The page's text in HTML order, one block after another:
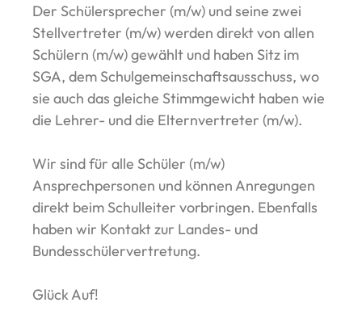
Der Schülersprecher (m/w) und seine zwei
Stellvertreter (m/w) werden direkt von allen
Schülern (m/w) gewählt und haben Sitz im
SGA, dem Schulgemeinschaftsausschuss, wo
sie auch das gleiche Stimmgewicht haben wie
die Lehrer- und die Elternvertreter (m/w).
Wir sind für alle Schüler (m/w)
Ansprechpersonen und können Anregungen
direkt beim Schulleiter vorbringen. Ebenfalls
haben wir Kontakt zur Landes- und
Bundesschülervertretung.
Glück Auf!